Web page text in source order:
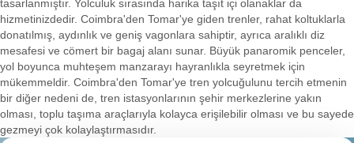
tasarlanmıştır. Yolculuk sırasında harika taşıt içi olanaklar da
hizmetinizdedir. Coimbra'den Tomar'ye giden trenler, rahat koltuklarla
donatılmış, aydınlık ve geniş vagonlara sahiptir, ayrıca aralıklı diz
mesafesi ve cömert bir bagaj alanı sunar. Büyük panaromik penceler,
yol boyunca muhteşem manzarayı hayranlıkla seyretmek için
mükemmeldir. Coimbra'den Tomar'ye tren yolcuğulunu tercih etmenin
bir diğer nedeni de, tren istasyonlarının şehir merkezlerine yakın
olması, toplu taşıma araçlarıyla kolayca erişilebilir olması ve bu sayede
gezmeyi çok kolaylaştırmasıdır.